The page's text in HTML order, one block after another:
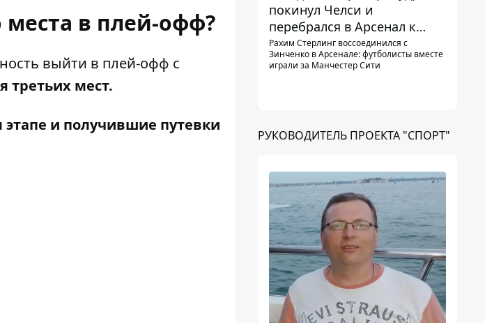
места в плей-офф?
выйти в плей-офф с
третьих мест.
и получившие путевки
покинул Челси и
перебрался в Арсенал к
Зинченко
Рахим Стерлинг воссоединился с
Зинченко в Арсенале: футболисты вместе
играли за Манчестер Сити
РУКОВОДИТЕЛЬ ПРОЕКТА "СПОРТ"